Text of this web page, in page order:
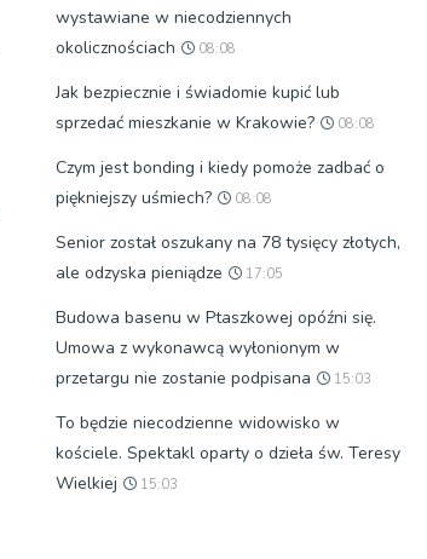
wystawiane w niecodziennych
okolicznościach
08:08
Jak bezpiecznie i świadomie kupić lub
sprzedać mieszkanie w Krakowie?
08:08
Czym jest bonding i kiedy pomoże zadbać o
piękniejszy uśmiech?
08:08
Senior został oszukany na 78 tysięcy złotych,
ale odzyska pieniądze
17:05
Budowa basenu w Ptaszkowej opóźni się.
Umowa z wykonawcą wyłonionym w
przetargu nie zostanie podpisana
15:03
To będzie niecodzienne widowisko w
kościele. Spektakl oparty o dzieła św. Teresy
Wielkiej
15:03